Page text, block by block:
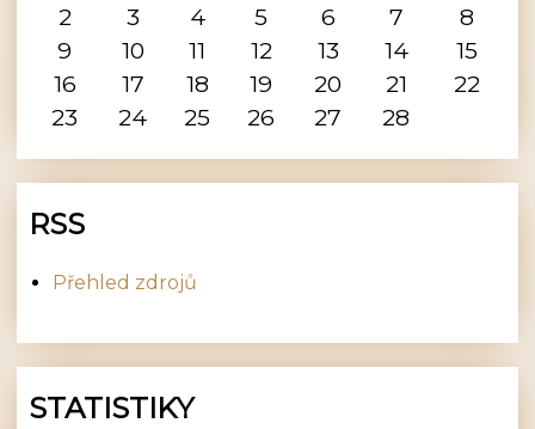
2
3 4 5 6 7
8
9
10 11 12 13 14
15
16
17 18 19 20 21
22
23
24 25 26 27 28
RSS
Přehled zdrojů
STATISTIKY